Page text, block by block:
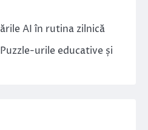
AI în rutina zilnică
urile educative și